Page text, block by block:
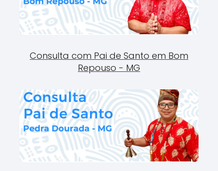
Consulta com Pai de Santo em Bom
Repouso - MG